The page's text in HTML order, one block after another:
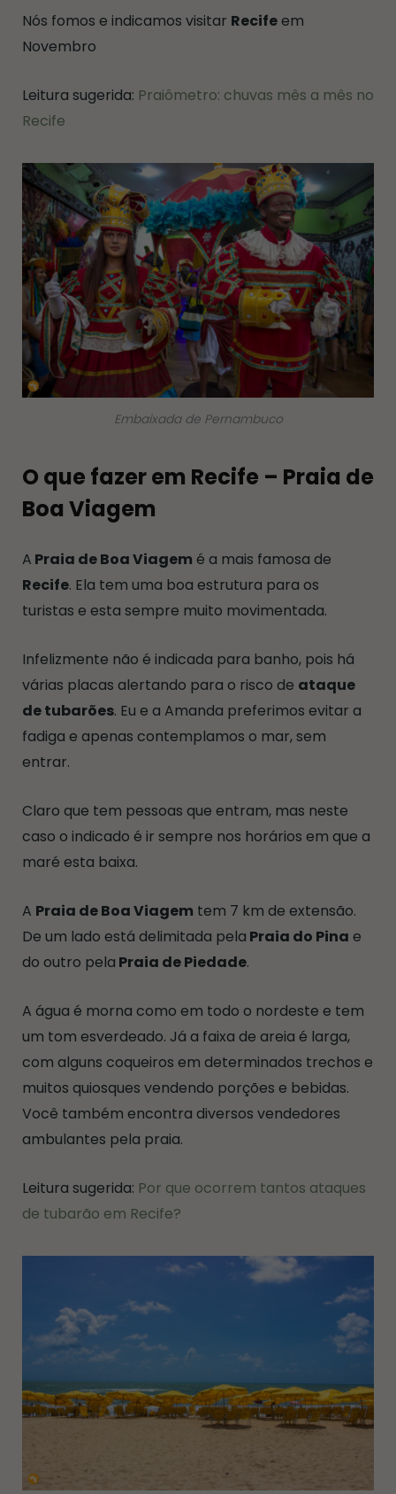
Nós fomos e indicamos visitar Recifeem
Novembro
Leitura sugerida: Praiômetro: chuvas mês a mês no
Recife
Embaixada de Pernambuco
O que fazer em Recife – Praia de
Boa Viagem
A Praia de Boa Viagem é a mais famosa de
Recife. Ela tem uma boa estrutura para os
turistas e esta sempre muito movimentada.
Infelizmente não é indicada para banho, pois há
várias placas alertando para o risco de ataque
de tubarões. Eu e a Amanda preferimos evitar a
fadiga e apenas contemplamos o mar, sem
entrar.
Claro que tem pessoas que entram, mas neste
caso o indicado é ir sempre nos horários em que a
maré esta baixa.
A Praia de Boa Viagem tem 7 km de extensão.
De um lado está delimitada pela Praia do Pina e
do outro pela Praia de Piedade.
A água é morna como em todo o nordeste e tem
um tom esverdeado. Já a faixa de areia é larga,
com alguns coqueiros em determinados trechos e
muitos quiosques vendendo porções e bebidas.
Você também encontra diversos vendedores
ambulantes pela praia.
Leitura sugerida: Por que ocorrem tantos ataques
de tubarão em Recife?